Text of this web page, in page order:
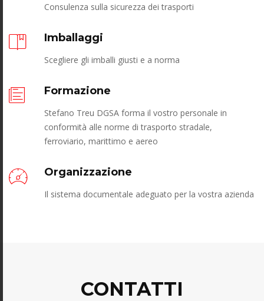
Consulenza sulla sicurezza dei trasporti
Imballaggi
Scegliere gli imballi giusti e a norma
Formazione
Stefano Treu DGSA forma il vostro personale in
conformità alle norme di trasporto stradale,
ferroviario, marittimo e aereo
Organizzazione
Il sistema documentale adeguato per la vostra azienda
CONTATTI